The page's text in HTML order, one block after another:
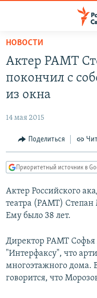
упрощенного
доступа
основному
Вернутся
Вернутся
поиску
ПОДКАСТЫ
МНЕНИЯ
КУЛЬТУРА
КАВКАЗ.РЕАЛИИ
СЕВЕР.РЕАЛИИ
СИБИРЬ.РЕАЛИИ
ПОДПИШИТЕСЬ НА
СОЦИАЛЬНЫЕ СЕТИ
НОВОСТИ
Актер РАМТ
покончил с
из окна
14 мая 2015
Поделиться
Приоритетный источник в
Актер Российского
театра (РАМТ) Степан
Ему было 38 лет.
Директор РАМТ Софья
"Интерфаксу", что
многоэтажного дома.
говорится, что